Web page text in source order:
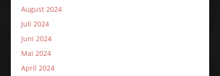
August 2024
Juli 2024
Juni 2024
Mai 2024
April 2024